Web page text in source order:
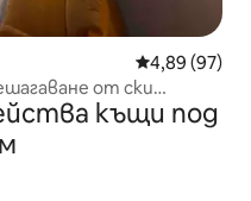
Средна
4,89 (97)
от ски
къщи под